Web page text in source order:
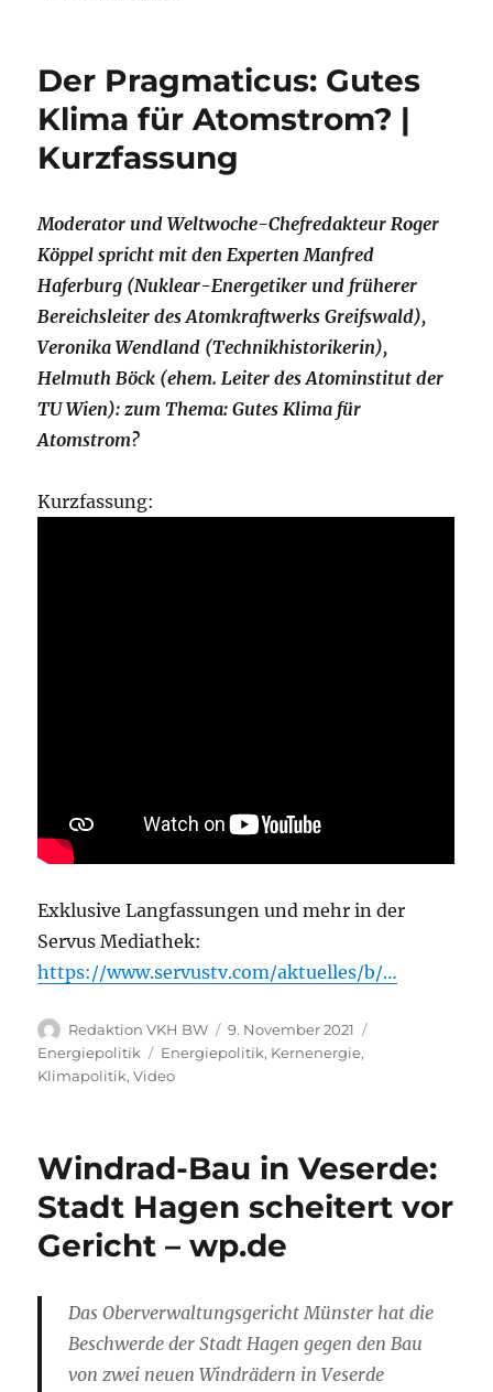
Der Pragmaticus: Gutes
Klima für Atomstrom? |
Kurzfassung
Moderator und Weltwoche-Chefredakteur Roger
Köppel spricht mit den Experten Manfred
Haferburg (Nuklear-Energetiker und früherer
Bereichsleiter des Atomkraftwerks Greifswald),
Veronika Wendland (Technikhistorikerin),
Helmuth Böck (ehem. Leiter des Atominstitut der
TU Wien): zum Thema: Gutes Klima für
Atomstrom?
Kurzfassung:
Exklusive Langfassungen und mehr in der
Servus Mediathek:
https://www.servustv.com/aktuelles/b/…
Autor
Redaktion VKH BW
Veröffentlicht
am
9. November 2021
Energiepolitik
Schlagwörter
Energiepolitik, Kernenergie,
Klimapolitik,Video
Windrad-Bau in Veserde:
Stadt Hagen scheitert vor
Gericht – wp.de
Das Oberverwaltungsgericht Münster hat die
Beschwerde der Stadt Hagen gegen den Bau
von zwei neuen Windrädern in Veserde